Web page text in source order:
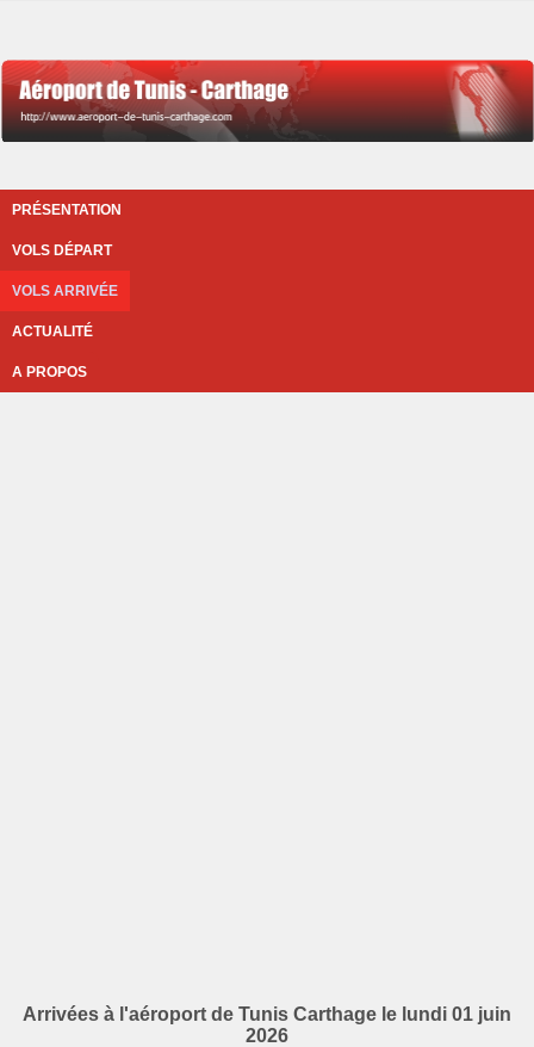
PRÉSENTATION
VOLS DÉPART
VOLS ARRIVÉE
ACTUALITÉ
A PROPOS
Arrivées à l'aéroport de Tunis Carthage le lundi 01 juin
2026